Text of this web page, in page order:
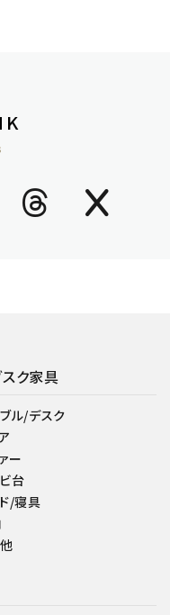
ク家具
ル/デスク
ー
台
/寝具